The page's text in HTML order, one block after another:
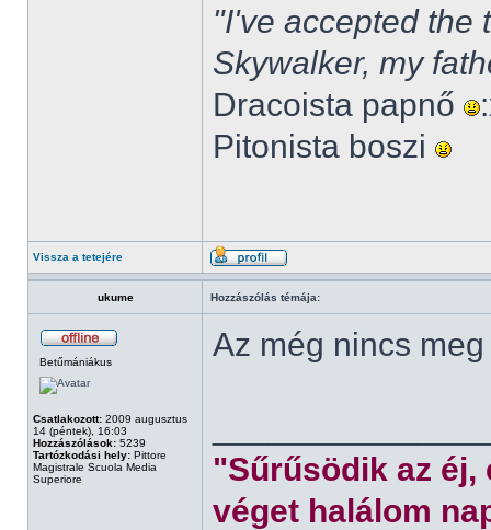
"I've accepted the
Skywalker, my
Dracoista papnő
Pitonista boszi
Vissza a tetejére
ukume Hozzászólás témája:
Betűmániákus
Csatlakozott: 2009 augusztus
14 (péntek), 16:03
Hozzászólások: 5239
Tartózkodási hely: Pittore
Magistrale Scuola Media
Superiore
Az még nincs
"Sűrűsödik az éj,
véget halálom